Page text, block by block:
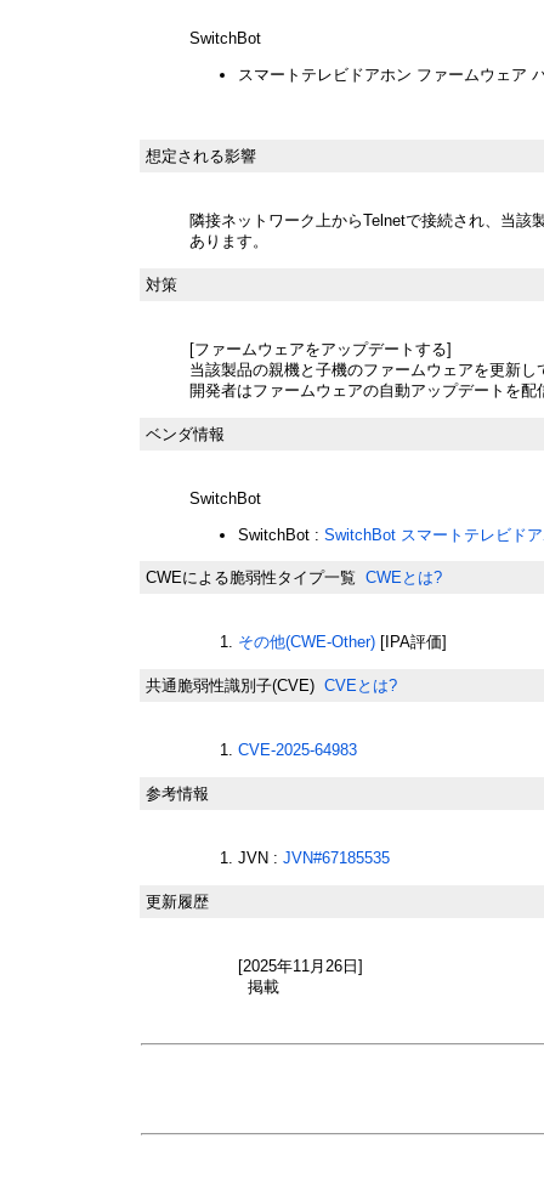
SwitchBot
スマートテレビドアホン ファームウェア
想定される影響
隣接ネットワーク上からTelnetで接続され、当該
あります。
対策
[ファームウェアをアップデートする]
当該製品の親機と子機のファームウェアを更新し
開発者はファームウェアの自動アップデートを配
ベンダ情報
SwitchBot
SwitchBot : SwitchBot スマートテレビド
CWEによる脆弱性タイプ一覧 CWEとは?
その他(CWE-Other) [IPA評価]
共通脆弱性識別子(CVE) CVEとは?
CVE-2025-64983
参考情報
JVN : JVN#67185535
更新履歴
[2025年11月26日]
掲載